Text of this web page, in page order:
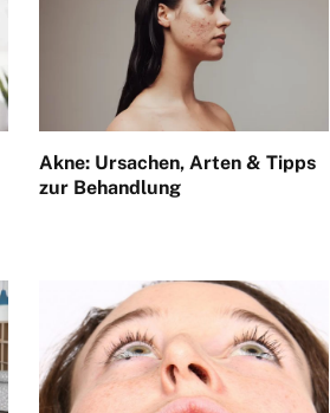
Akne: Ursachen, Arten & Tipps
zur Behandlung